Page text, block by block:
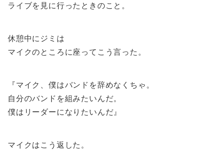
ライブを見に行ったときのこと。
休憩中にジミは
マイクのところに座ってこう言った。
『マイク、僕はバンドを辞めなくちゃ。
自分のバンドを組みたいんだ。
僕はリーダーになりたいんだ』
マイクはこう返した。